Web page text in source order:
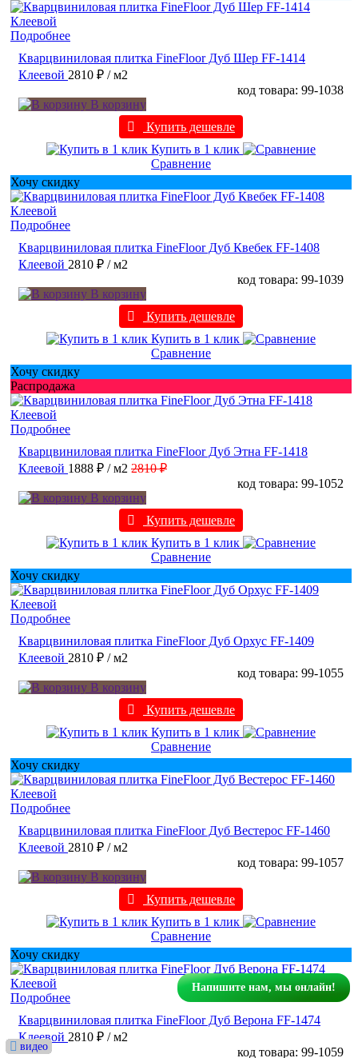
видео
видео
видео
видео
видео
видео
видео
видео
видео
Подробнее
видео
Кварцвиниловая плитка FineFloor Дуб Шер FF-1414
Клеевой 2810 ₽ / м2
код товара: 99-1038
В корзину
Купить дешевле
Купить в 1 клик
Сравнение
Хочу скидку
Подробнее
видео
Кварцвиниловая плитка FineFloor Дуб Квебек FF-1408
Клеевой 2810 ₽ / м2
код товара: 99-1039
В корзину
Купить дешевле
Купить в 1 клик
Сравнение
Хочу скидку
Распродажа
Подробнее
видео
Кварцвиниловая плитка FineFloor Дуб Этна FF-1418
Клеевой 1888 ₽ / м2 2810 ₽
код товара: 99-1052
В корзину
Купить дешевле
Купить в 1 клик
Сравнение
Хочу скидку
Подробнее
видео
Кварцвиниловая плитка FineFloor Дуб Орхус FF-1409
Клеевой 2810 ₽ / м2
код товара: 99-1055
В корзину
Купить дешевле
Купить в 1 клик
Сравнение
Хочу скидку
Подробнее
видео
Кварцвиниловая плитка FineFloor Дуб Вестерос FF-1460
Клеевой 2810 ₽ / м2
код товара: 99-1057
В корзину
Купить дешевле
Купить в 1 клик
Сравнение
Хочу скидку
Подробнее
видео
Кварцвиниловая плитка FineFloor Дуб Верона FF-1474
Клеевой 2810 ₽ / м2
код товара: 99-1059
видео
видео
видео
видео
видео
видео
видео
видео
видео
видео
видео
видео
видео
видео
видео
видео
видео
видео
видео
видео
видео
видео
видео
видео
видео
видео
видео
видео
видео
видео
видео
видео
видео
видео
видео
видео
видео
видео
видео
видео
видео
видео
видео
видео
видео
видео
видео
видео
видео
видео
видео
Напишите нам, мы онлайн!